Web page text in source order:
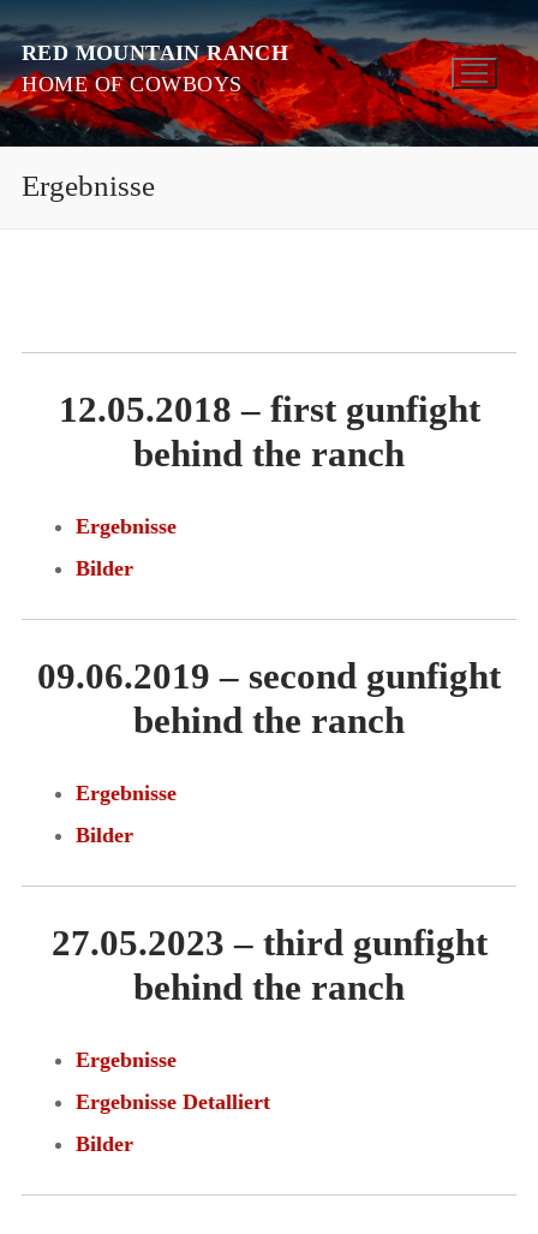
Zum
Inhalt
springen
RED MOUNTAIN RANCH
HOME OF COWBOYS
Ergebnisse
12.05.2018 – first gunfight
behind the ranch
Ergebnisse
Bilder
09.06.2019 – second gunfight
behind the ranch
Ergebnisse
Bilder
27.05.2023 – third gunfight
behind the ranch
Ergebnisse
Ergebnisse Detalliert
Bilder